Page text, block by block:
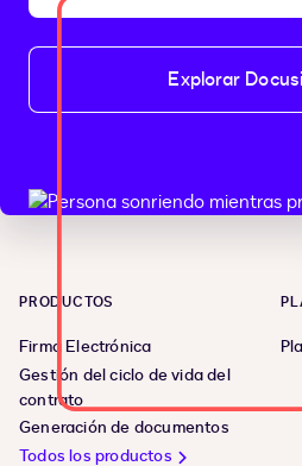
Explorar
PRODUCTOS
Firma Electrónica
Gestión del ciclo de vida del
contrato
Generación de documentos
Todos los productos